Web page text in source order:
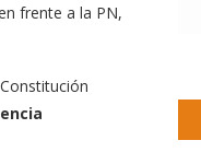
frente a la PN,